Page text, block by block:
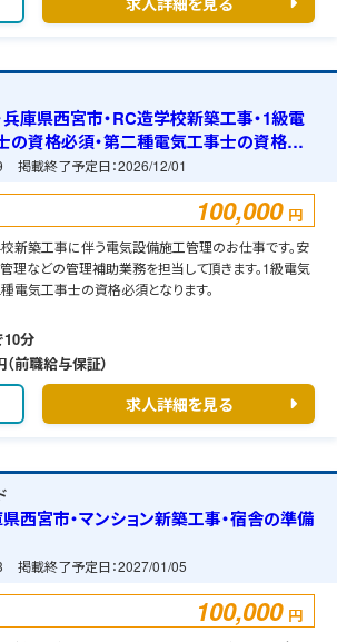
庫県西宮市・RC造学校新築工事・1級電
の資格必須・第二種電気工事士の資格必
掲載終了予定日：2026/12/01
100,000 円
新築工事に伴う電気設備施工管理のお仕事です。安
理などの管理補助業務を担当して頂きます。1級電気
電気工事士の資格必須となります。
10分
前職給与保証）
求人詳細を見る
西宮市・マンション新築工事・宿舎の準備
掲載終了予定日：2027/01/05
100,000 円